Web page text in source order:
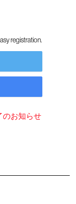
registration.
のお知らせ